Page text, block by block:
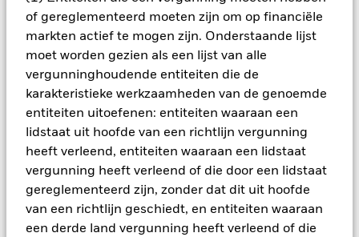
of gereglementeerd moeten zijn om op financiële
markten actief te mogen zijn. Onderstaande lijst
moet worden gezien als een lijst van alle
vergunninghoudende entiteiten die de
karakteristieke werkzaamheden van de genoemde
entiteiten uitoefenen: entiteiten waaraan een
lidstaat uit hoofde van een richtlijn vergunning
heeft verleend, entiteiten waaraan een lidstaat
vergunning heeft verleend of die door een lidstaat
gereglementeerd zijn, zonder dat dit uit hoofde
van een richtlijn geschiedt, en entiteiten waaraan
een derde land vergunning heeft verleend of die
Fonds in vergelijking met een fonds zonder een dergelijke
screening. Veranderingen in rentetarieven, kredietrisico's
en/of de wanbetalingsquote van emittenten hebben een
aanzienlijk invloed op de prestaties van vastrentende
beleggingskwaliteit kunnen gevoeliger zijn voor
veranderingen in deze risico's dan vastrentende effecten met
een hogere rating. Potentiële of werkelijke verlagingen van de
kredietrating kunnen het risiconiveau verhogen.
Alle aandelenklassen met valutahedging van dit fonds
gebruiken derivaten om valutarisico's af te dekken. Het
gebruik van derivaten voor een aandelenklasse kan een
potentieel besmettingsrisico (ook bekend als spill-over) voor
andere aandelenklassen in het fonds betekenen. De
beheermaatschappij van het fonds waarborgt dat er